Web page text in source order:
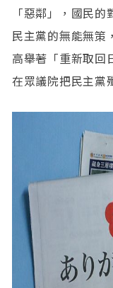
「惡鄰」，國民
民主黨的無能無策
高舉著「重新取回
在眾議院把民主黨